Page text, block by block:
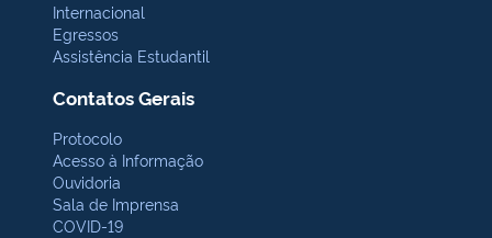
Internacional
Egressos
Assistência Estudantil
Contatos Gerais
Protocolo
Acesso à Informação
Ouvidoria
Sala de Imprensa
COVID-19